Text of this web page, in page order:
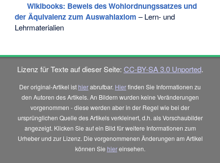
Wikibooks: Beweis des Wohlordnungssatzes und
der Äquivalenz zum Auswahlaxiom – Lern- und
Lehrmaterialien
Lizenz für Texte auf dieser Seite: CC-BY-SA 3.0 Unported.
Der original-Artikel ist hierabrufbar. Hierfinden Sie Informationen zu
den Autoren des Artikels. An Bildern wurden keine Veränderungen
vorgenommen - diese werden aber in der Regel wie bei der
ursprünglichen Quelle des Artikels verkleinert, d.h. als Vorschaubilder
angezeigt. Klicken Sie auf ein Bild für weitere Informationen zum
Urheber und zur Lizenz. Die vorgenommenen Änderungen am Artikel
können Sie hiereinsehen.